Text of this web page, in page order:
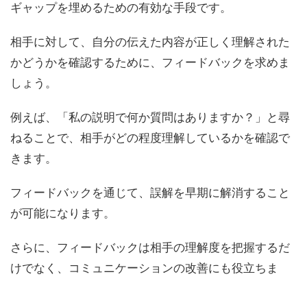
ギャップを埋めるための有効な手段です。
相手に対して、自分の伝えた内容が正しく理解された
かどうかを確認するために、フィードバックを求めま
しょう。
例えば、「私の説明で何か質問はありますか？」と尋
ねることで、相手がどの程度理解しているかを確認で
きます。
フィードバックを通じて、誤解を早期に解消すること
が可能になります。
さらに、フィードバックは相手の理解度を把握するだ
けでなく、コミュニケーションの改善にも役立ちま